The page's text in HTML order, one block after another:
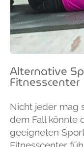
Alternative
Fitnesscenter
Nicht jeder mag
dem Fall könnte
geeigneten